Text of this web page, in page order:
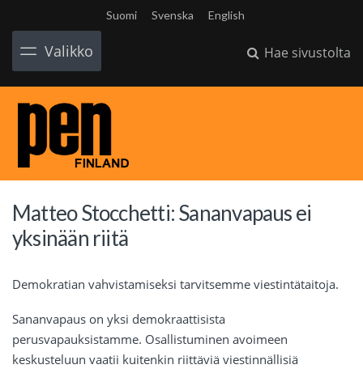
Suomi Svenska English
Valikko Hae sivustolta
Matteo Stocchetti: Sananvapaus ei
yksinään riitä
Demokratian vahvistamiseksi tarvitsemme viestintätaitoja.
Sananvapaus on yksi demokraattisista
perusvapauksistamme. Osallistuminen avoimeen
keskusteluun vaatii kuitenkin riittäviä viestinnällisiä